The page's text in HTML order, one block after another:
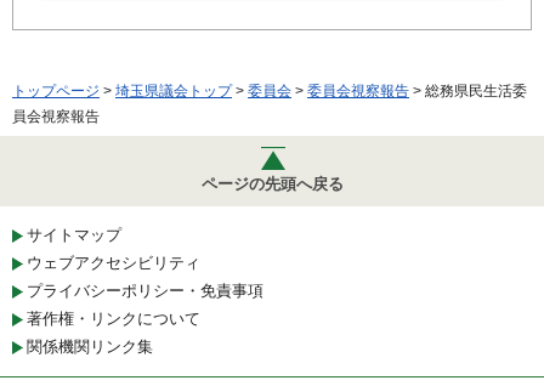
トップページ > 埼玉県議会トップ> 委員会 > 委員会視察報告 > 総務県民生活委
員会視察報告
ページの先頭へ戻る
サイトマップ
ウェブアクセシビリティ
プライバシーポリシー・免責事項
著作権・リンクについて
関係機関リンク集